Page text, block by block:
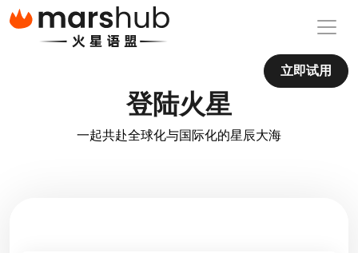
立即试用
登陆火星
一起共赴全球化与国际化的星辰大海